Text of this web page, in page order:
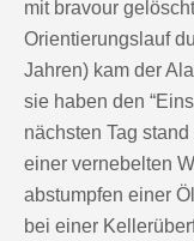
mit bravour
Orientierungslauf
Jahren) kam der
sie haben den
nächsten Tag
einer vernebelten
abstumpfen einer
bei einer